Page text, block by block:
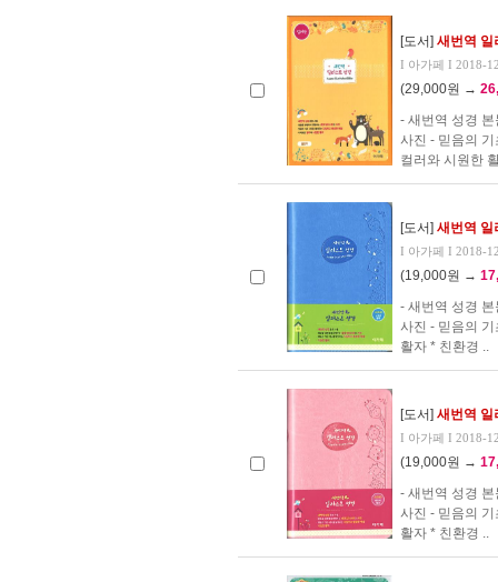
[도서] 새번역 일
I 아가페 I 2018-
(29,000원 →
- 새번역 성경
사진 - 믿음의
컬러와 시원한
[도서] 새번역 일
I 아가페 I 2018-
(19,000원 →
- 새번역 성경
사진 - 믿음의
활자 * 친환경 ..
[도서] 새번역 일
I 아가페 I 2018-
(19,000원 →
- 새번역 성경
사진 - 믿음의
활자 * 친환경 ..